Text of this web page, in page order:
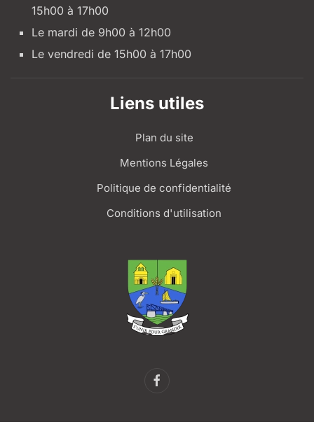
15h00 à 17h00
Le mardi de 9h00 à 12h00
Le vendredi de 15h00 à 17h00
Liens utiles
Plan du site
Mentions Légales
Politique de confidentialité
Conditions d'utilisation